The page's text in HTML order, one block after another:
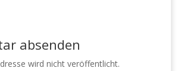
absenden
wird nicht veröffentlicht.